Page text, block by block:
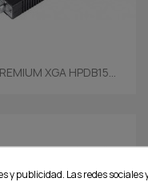
Vista rápida
XGA HPDB15...
y publicidad. Las redes sociales